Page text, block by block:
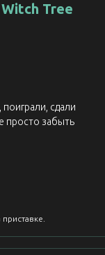
Tree
сдали
просто забыть